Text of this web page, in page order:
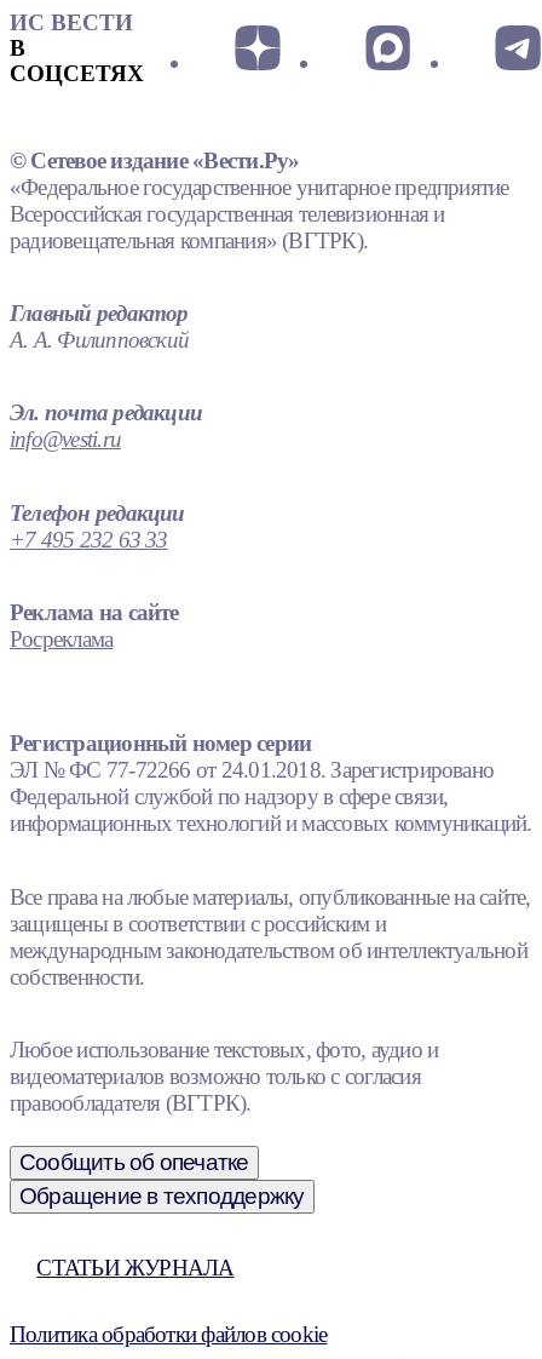
ИС ВЕСТИ
В
СОЦСЕТЯХ
© Сетевое издание «Вести.Ру»
«Федеральное государственное унитарное предприятие
Всероссийская государственная телевизионная и
радиовещательная компания» (ВГТРК).
Главный редактор
А. А. Филипповский
Эл. почта редакции
info@vesti.ru
Телефон редакции
+7 495 232 63 33
Реклама на сайте
Росреклама
Регистрационный номер серии
ЭЛ № ФС 77-72266 от 24.01.2018. Зарегистрировано
Федеральной службой по надзору в сфере связи,
информационных технологий и массовых коммуникаций.
Все права на любые материалы, опубликованные на сайте,
защищены в соответствии с российским и
международным законодательством об интеллектуальной
собственности.
Любое использование текстовых, фото, аудио и
видеоматериалов возможно только с согласия
правообладателя (ВГТРК).
Сообщить об опечатке
Обращение в техподдержку
СТАТЬИ ЖУРНАЛА
Политика обработки файлов cookie